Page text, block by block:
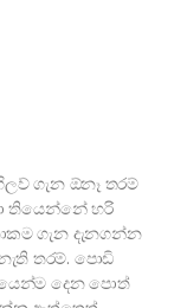
ගැන ඕනෑ තරම්
තියෙන්නේ හරි
ගැන දැනගන්න
තරම්. පොඩි
දෙන පොත්